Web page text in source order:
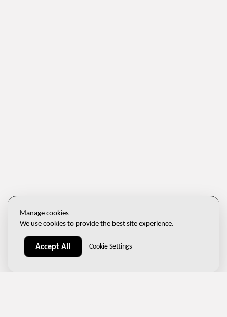
Manage cookies
We use cookies to provide the best site experience.
Accept All Cookie Settings